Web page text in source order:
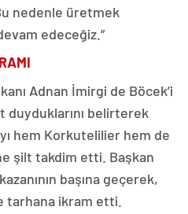
nedenle üretmek
edeceğiz.”
Adnan İmirgi de Böcek’i
duyduklarını belirterek
hem Korkutelilier hem de
şilt takdim etti. Başkan
başına geçerek,
ikram etti.